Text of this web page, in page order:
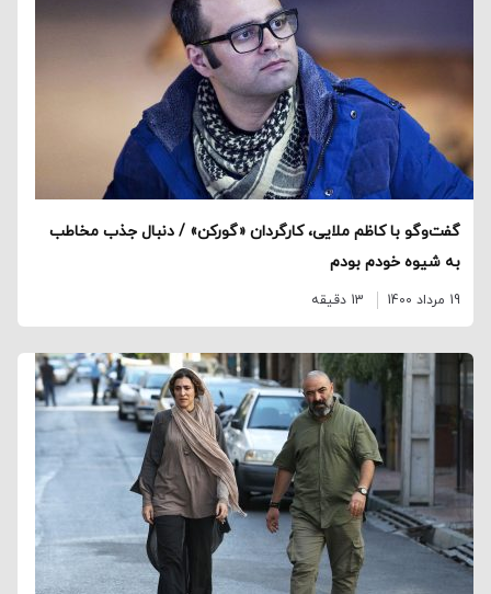
گفت‌وگو با کاظم ملایی، کارگردان «گورکن» / دنبال جذب مخاطب
به شیوه خودم بودم
19 مرداد 1400 13 دقیقه